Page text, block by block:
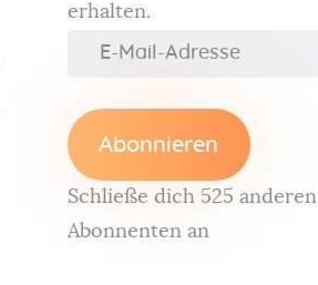
erhalten.
Abonnieren
Schließe dich 525 anderen
Abonnenten an